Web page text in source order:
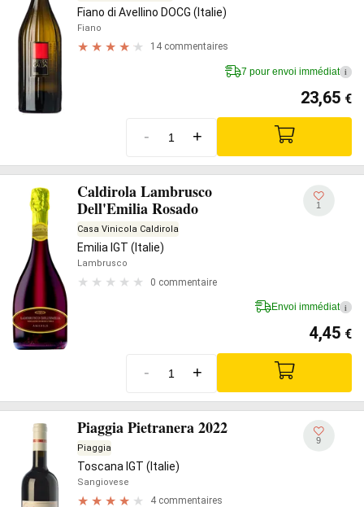
Fiano di Avellino DOCG (Italie)
Fiano
14 commentaires
7 pour envoi immédiat i
23,65 €
- +
Caldirola Lambrusco
Dell'Emilia Rosado
Casa Vinicola Caldirola
Emilia IGT (Italie)
Lambrusco
0 commentaire
1
Envoi immédiat i
4,45 €
- +
Piaggia Pietranera 2022
Piaggia
Toscana IGT (Italie)
Sangiovese
4 commentaires
9